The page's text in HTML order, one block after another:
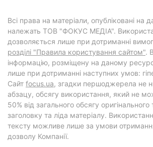
Всі права на матеріали, опубліковані на
належать ТОВ "ФОКУС МЕДІА".
дозволяється лише при дотриманні
розділі "Правила користування сайтом".
інформацію, розміщену на даному
лише при дотриманні наступних умов:
Cайт focus.ua, згадки першоджерела не
абзацу, обсягу використання, який не
50% від загального обсягу оригінального
заголовку та ліда матеріалу.
тексту можливе лише за умови
дозволу Компанії.